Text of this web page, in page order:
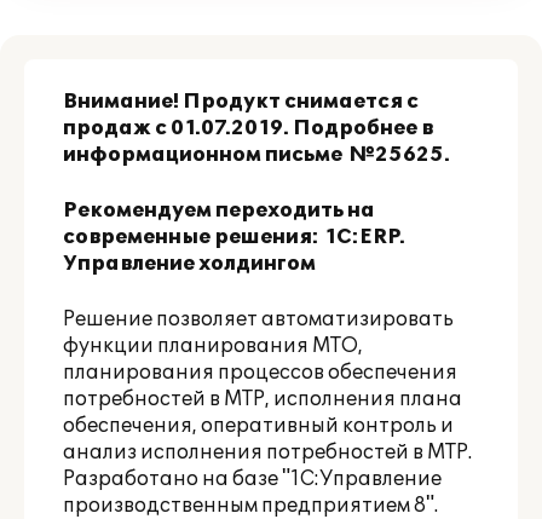
Внимание! Продукт снимается с
продаж с 01.07.2019. Подробнее в
информационном письме №25625.
Рекомендуем переходить на
современные решения: 1C:ERP.
Управление холдингом
Решение позволяет автоматизировать
функции планирования МТО,
планирования процессов обеспечения
потребностей в МТР, исполнения плана
обеспечения, оперативный контроль и
анализ исполнения потребностей в МТР.
Разработано на базе "1С:Управление
производственным предприятием 8".